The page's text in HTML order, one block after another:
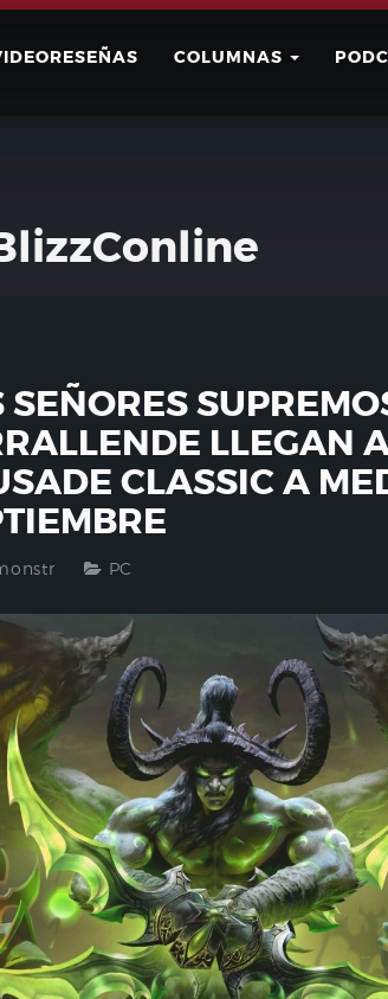
COLUMNAS
SEÑORES
LLEGAN
CLASSIC A
PC